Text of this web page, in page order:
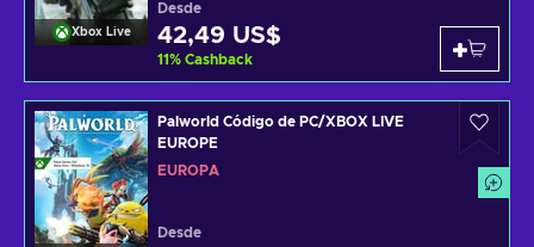
Xbox Live
Desde
42,49 US$
11% Cashback
Palworld Código de PC/XBOX LIVE
EUROPE
EUROPA
Desde